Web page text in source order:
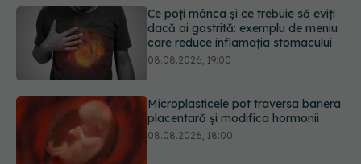
Microplasticele pot traversa bariera
placentară și modifica hormonii
08.08.2026, 18:00
Trucul genial cu ceai negru pentru
păr. Tot mai multe femei îl adoră